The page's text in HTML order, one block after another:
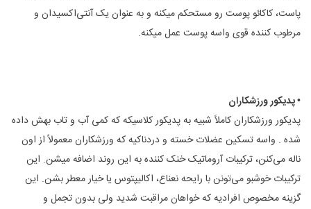
پاست‌، کاکائو پوست رو مستحکم میکنه و به عنوان یک آنتی‌اکسیدان و
مرطوب کننده قوی واسه پوست عمل میکنه.
• پدیکور ورزشکاران
پدیکور ورزشکاران کاملاً شبیه به پدیکور کلاسیکه که کمی آب و تاب بهش داده
شده . واسه تسکین عضلات خسته و دردناکیه که ورزشکاران معمولاً از اون
ناله می‌کنن، ترکیبات آروماتیک خنک کننده به این روند اضافه میشن. این
ترکیبات خوشبو می‌تونن با رایحه نعناع‌، اکالیپتوس یا خیار معطر بشن. این
گزینه مخصوص افرادیه که خواهان مراقبت شدید ولی بدون تجمل و